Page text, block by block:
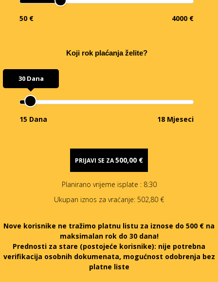
50 € 4000 €
Koji rok plaćanja želite?
30 Dana
15 Dana 18 Mjeseci
PRIJAVI SE ZA500,00 €
Planirano vrijeme isplate : 8:30
Ukupan iznos za vraćanje: 502,80 €
Nove korisnike ne tražimo platnu listu za iznose do 500 € na
maksimalan rok do 30 dana!
Prednosti za stare (postojeće korisnike): nije potrebna
verifikacija osobnih dokumenata, mogućnost odobrenja bez
platne liste